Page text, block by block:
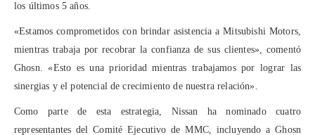
los últimos 5 años.
«Estamos comprometidos con brindar asistencia a Mitsubishi Motors,
mientras trabaja por recobrar la confianza de sus clientes», comentó
Ghosn. «Esto es una prioridad mientras trabajamos por lograr las
sinergias y el potencial de crecimiento de nuestra relación».
Como parte de esta estrategia, Nissan ha nominado cuatro
representantes del Comité Ejecutivo de MMC, incluyendo a Ghosn